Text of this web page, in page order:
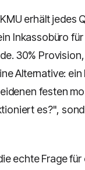
erhält jedes
Inkassobüro für
30% Provision,
Alternative:
festen
es?",
echte Frage für